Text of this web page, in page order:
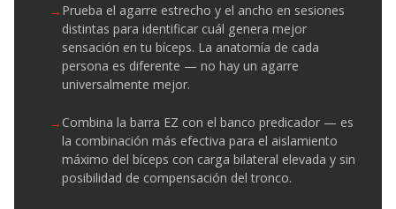
Prueba el agarre estrecho y el ancho en sesiones
distintas para identificar cuál genera mejor
sensación en tu bíceps. La anatomía de cada
persona es diferente — no hay un agarre
universalmente mejor.
Combina la barra EZ con el banco predicador — es
la combinación más efectiva para el aislamiento
máximo del bíceps con carga bilateral elevada y sin
posibilidad de compensación del tronco.